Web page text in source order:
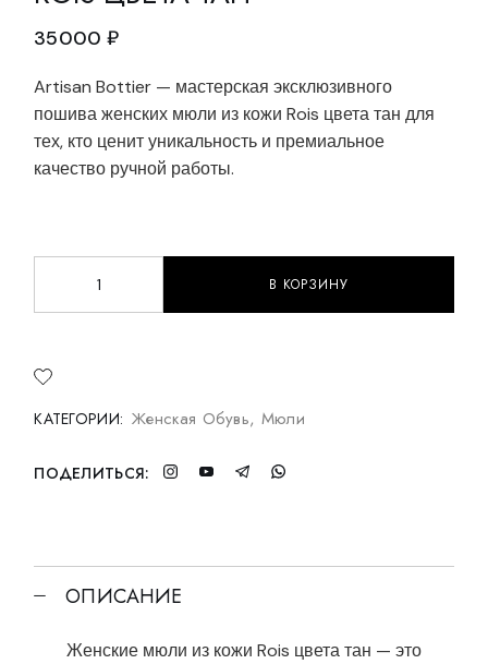
35000 ₽
Artisan Bottier — мастерская эксклюзивного
пошива женских мюли из кожи Rois цвета тан для
тех, кто ценит уникальность и премиальное
качество ручной работы.
Женские мюли из кожи Rois цвета тан quantity
В КОРЗИНУ
КАТЕГОРИИ: Женская Обувь, Мюли
ПОДЕЛИТЬСЯ:
ОПИСАНИЕ
Женские мюли из кожи Rois цвета тан — это